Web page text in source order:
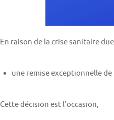
En raison de la crise sanitaire
une remise exceptionnelle de
Cette décision est l’occasion,